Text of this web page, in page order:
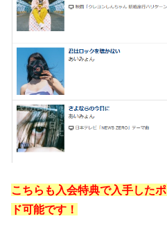
こちらも入会特典で入手した
ド可能です！